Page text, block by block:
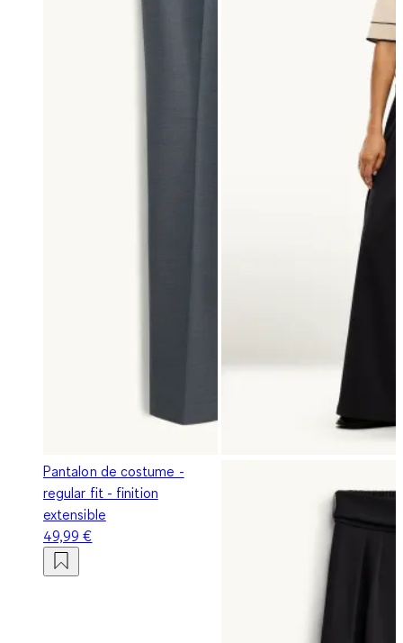
Pantalon de costume -
regular fit - finition
extensible
49,99 €